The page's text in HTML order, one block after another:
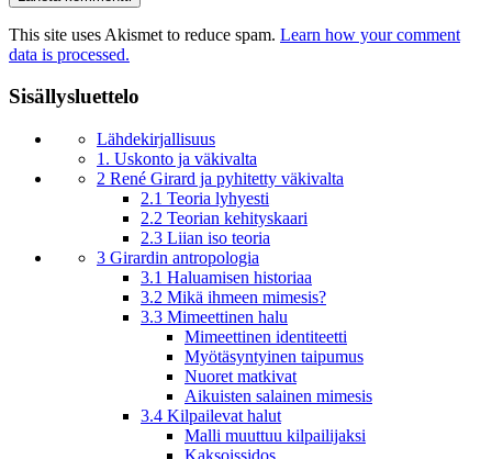
This site uses Akismet to reduce spam. Learn how your comment
data is processed.
Sisällysluettelo
Lähdekirjallisuus
1. Uskonto ja väkivalta
2 René Girard ja pyhitetty väkivalta
2.1 Teoria lyhyesti
2.2 Teorian kehityskaari
2.3 Liian iso teoria
3 Girardin antropologia
3.1 Haluamisen historiaa
3.2 Mikä ihmeen mimesis?
3.3 Mimeettinen halu
Mimeettinen identiteetti
Myötäsyntyinen taipumus
Nuoret matkivat
Aikuisten salainen mimesis
3.4 Kilpailevat halut
Malli muuttuu kilpailijaksi